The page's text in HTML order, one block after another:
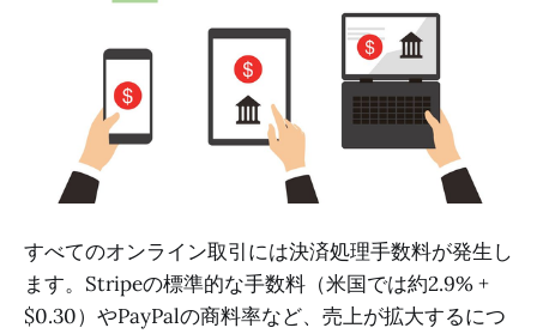
すべてのオンライン取引には決済処理手数料が発生し
ます。Stripeの標準的な手数料（米国では約2.9% +
$0.30）やPayPalの商料率など、売上が拡大するにつ